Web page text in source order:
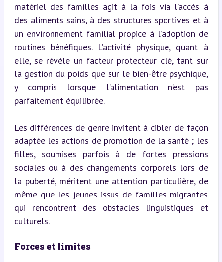
matériel des familles agit à la fois via l’accès à
des aliments sains, à des structures sportives et à
un environnement familial propice à l’adoption de
routines bénéfiques. L’activité physique, quant à
elle, se révèle un facteur protecteur clé, tant sur
la gestion du poids que sur le bien-être psychique,
y compris lorsque l’alimentation n’est pas
parfaitement équilibrée.
Les différences de genre invitent à cibler de façon
adaptée les actions de promotion de la santé ; les
filles, soumises parfois à de fortes pressions
sociales ou à des changements corporels lors de
la puberté, méritent une attention particulière, de
même que les jeunes issus de familles migrantes
qui rencontrent des obstacles linguistiques et
culturels.
Forces et limites